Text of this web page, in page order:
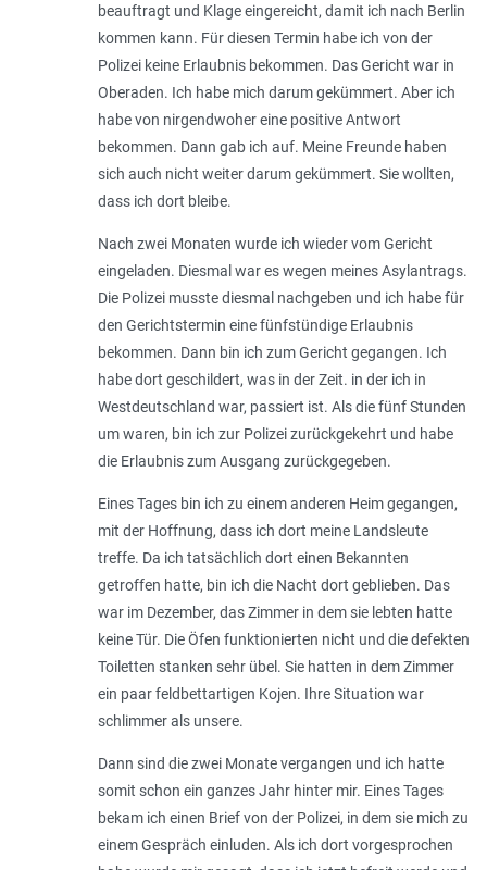
beauftragt und Klage eingereicht, damit ich nach Berlin
kommen kann. Für diesen Termin habe ich von der
Polizei keine Erlaubnis bekommen. Das Gericht war in
Oberaden. Ich habe mich darum gekümmert. Aber ich
habe von nirgendwoher eine positive Antwort
bekommen. Dann gab ich auf. Meine Freunde haben
sich auch nicht weiter darum gekümmert. Sie wollten,
dass ich dort bleibe.
Nach zwei Monaten wurde ich wieder vom Gericht
eingeladen. Diesmal war es wegen meines Asylantrags.
Die Polizei musste diesmal nachgeben und ich habe für
den Gerichtstermin eine fünfstündige Erlaubnis
bekommen. Dann bin ich zum Gericht gegangen. Ich
habe dort geschildert, was in der Zeit. in der ich in
Westdeutschland war, passiert ist. Als die fünf Stunden
um waren, bin ich zur Polizei zurückgekehrt und habe
die Erlaubnis zum Ausgang zurückgegeben.
Eines Tages bin ich zu einem anderen Heim gegangen,
mit der Hoffnung, dass ich dort meine Landsleute
treffe. Da ich tatsächlich dort einen Bekannten
getroffen hatte, bin ich die Nacht dort geblieben. Das
war im Dezember, das Zimmer in dem sie lebten hatte
keine Tür. Die Öfen funktionierten nicht und die defekten
Toiletten stanken sehr übel. Sie hatten in dem Zimmer
ein paar feldbettartigen Kojen. Ihre Situation war
schlimmer als unsere.
Dann sind die zwei Monate vergangen und ich hatte
somit schon ein ganzes Jahr hinter mir. Eines Tages
bekam ich einen Brief von der Polizei, in dem sie mich zu
einem Gespräch einluden. Als ich dort vorgesprochen